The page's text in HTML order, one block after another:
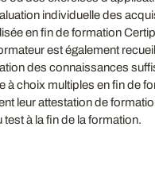
individuelle des
en fin de formation
est également
des connaissances
à choix multiples en fin de
leur attestation de
test à la fin de la formation.